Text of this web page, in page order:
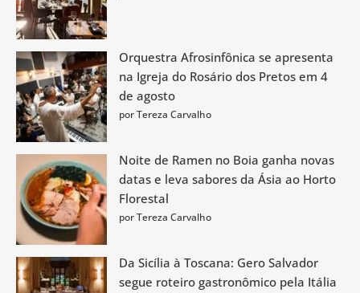
Orquestra Afrosinfônica se apresenta
na Igreja do Rosário dos Pretos em 4
de agosto
por Tereza Carvalho
Noite de Ramen no Boia ganha novas
datas e leva sabores da Ásia ao Horto
Florestal
por Tereza Carvalho
Da Sicília à Toscana: Gero Salvador
segue roteiro gastronômico pela Itália